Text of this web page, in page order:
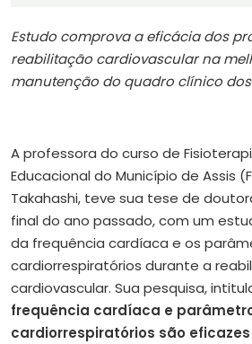
Estudo comprova a eficácia dos
reabilitação cardiovascular na
manutenção do quadro clínico
A professora do curso de
Educacional do Município de Assis
Takahashi, teve sua tese de
final do ano passado, com um
da frequência cardíaca e os
cardiorrespiratórios durante a
cardiovascular. Sua pesquisa,
frequência cardíaca e
cardiorrespiratórios são